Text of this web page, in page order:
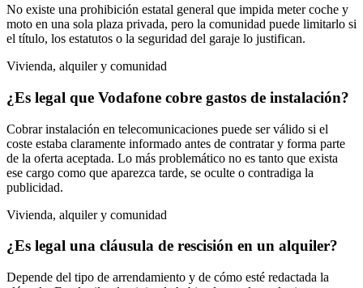
No existe una prohibición estatal general que impida meter coche y
moto en una sola plaza privada, pero la comunidad puede limitarlo si
el título, los estatutos o la seguridad del garaje lo justifican.
Vivienda, alquiler y comunidad
¿Es legal que Vodafone cobre gastos de instalación?
Cobrar instalación en telecomunicaciones puede ser válido si el
coste estaba claramente informado antes de contratar y forma parte
de la oferta aceptada. Lo más problemático no es tanto que exista
ese cargo como que aparezca tarde, se oculte o contradiga la
publicidad.
Vivienda, alquiler y comunidad
¿Es legal una cláusula de rescisión en un alquiler?
Depende del tipo de arrendamiento y de cómo esté redactada la